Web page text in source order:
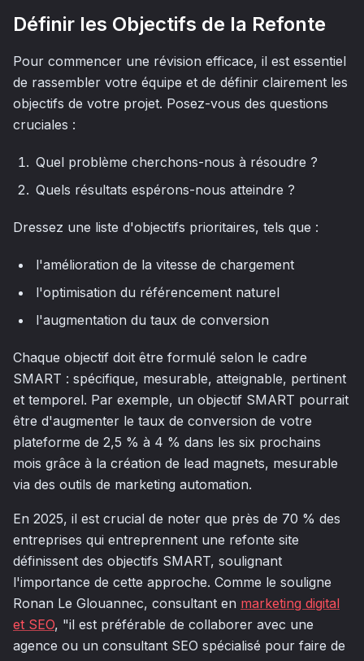
Définir les Objectifs de la Refonte
Pour commencer une révision efficace, il est essentiel
de rassembler votre équipe et de définir clairement les
objectifs de votre projet. Posez-vous des questions
cruciales :
Quel problème cherchons-nous à résoudre ?
Quels résultats espérons-nous atteindre ?
Dressez une liste d'objectifs prioritaires, tels que :
l'amélioration de la vitesse de chargement
l'optimisation du référencement naturel
l'augmentation du taux de conversion
Chaque objectif doit être formulé selon le cadre
SMART : spécifique, mesurable, atteignable, pertinent
et temporel. Par exemple, un objectif SMART pourrait
être d'augmenter le taux de conversion de votre
plateforme de 2,5 % à 4 % dans les six prochains
mois grâce à la création de lead magnets, mesurable
via des outils de marketing automation.
En 2025, il est crucial de noter que près de 70 % des
entreprises qui entreprennent une refonte site
définissent des objectifs SMART, soulignant
l'importance de cette approche. Comme le souligne
Ronan Le Glouannec, consultant en marketing digital
et SEO, "il est préférable de collaborer avec une
agence ou un consultant SEO spécialisé pour faire de